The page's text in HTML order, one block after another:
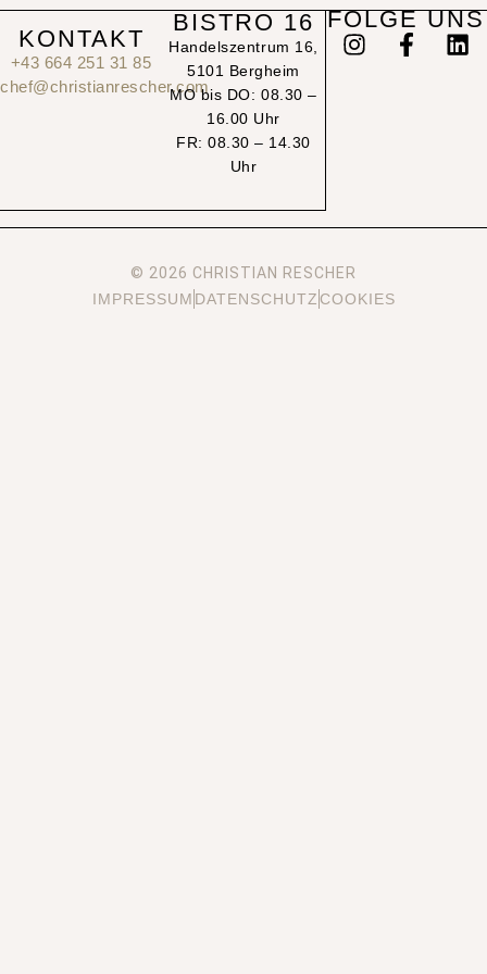
KONTAKT
+43 664 251 31 85
chef@christianrescher.com
BISTRO 16
Handelszentrum 16,
5101 Bergheim
MO bis DO: 08.30 –
16.00 Uhr
FR: 08.30 – 14.30
Uhr
FOLGE UNS
© 2026 CHRISTIAN RESCHER
IMPRESSUM DATENSCHUTZ COOKIES